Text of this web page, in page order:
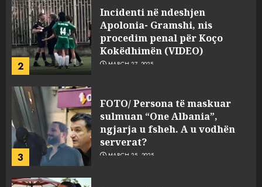
2
Incidenti në ndeshjen
Apolonia- Gramshi, nis
procedim penal për Koço
Kokëdhimën (VIDEO)
MARCH 27, 2025
3
FOTO/ Persona të maskuar
sulmuan “One Albania”,
ngjarja u fsheh. A u vodhën
serverat?
MARCH 25, 2025